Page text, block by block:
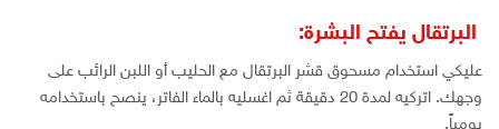
البرتقال يفتح البشرة:
عليكي استخدام مسحوق قشر البرتقال مع الحليب أو اللبن الرائب على
وجهك. اتركيه لمدة 20 دقيقة ثم اغسليه بالماء الفاتر، ينصح باستخدامه